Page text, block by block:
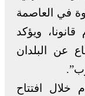
بقوة في العاصمة
ويؤكد
عن البلدان
افتتاح